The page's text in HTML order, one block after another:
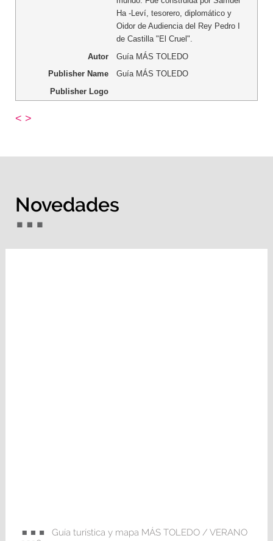
Ha -Leví, tesorero, diplomático y
Oidor de Audiencia del Rey Pedro I
de Castilla "El Cruel".
Autor
Guía MÁS TOLEDO
Publisher Name
Guía MÁS TOLEDO
Publisher Logo
< >
Novedades
Guía turística y mapa MÁS TOLEDO / VERANO